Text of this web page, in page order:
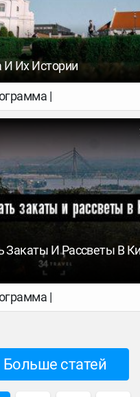
Их Истории
|
Закаты И Рассветы В
|
Больше статей